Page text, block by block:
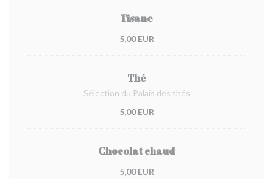
Tisane
5,00 EUR
Thé
Sélection du Palais des thés
5,00 EUR
Chocolat chaud
5,00 EUR